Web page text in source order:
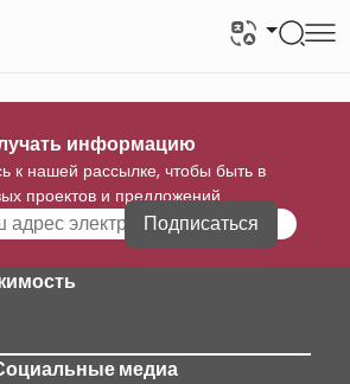
информацию
к нашей рассылке, чтобы быть в
проектов и предложений
Подписаться
медиа